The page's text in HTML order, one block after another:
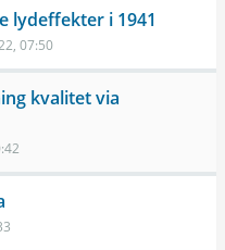
lydeffekter i 1941
07:50
kvalitet via